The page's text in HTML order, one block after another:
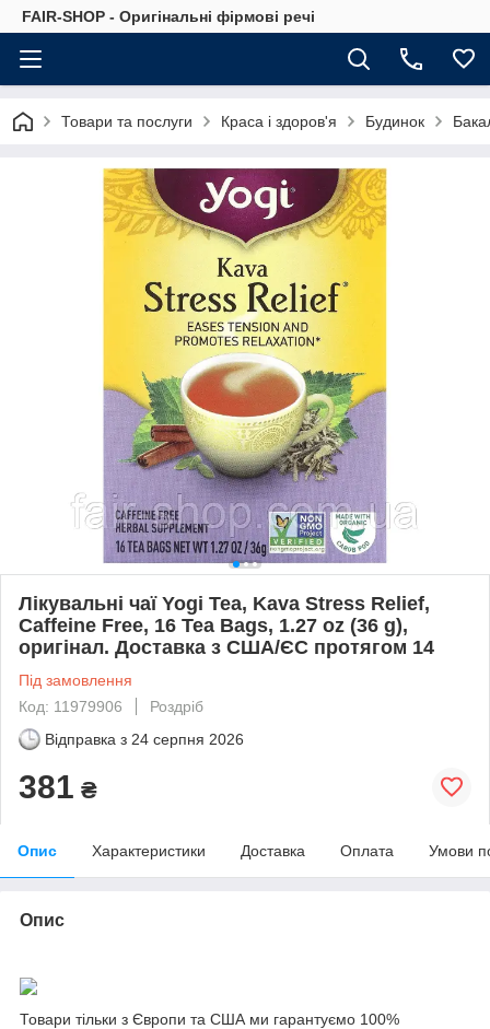
FAIR-SHOP - Оригінальні фірмові речі
Товари та послуги Краса і здоров'я Будинок
Лікувальні чаї Yogi Tea, Kava Stress Relief,
Caffeine Free, 16 Tea Bags, 1.27 oz (36 g),
оригінал. Доставка з США/ЄС протягом 14
Під замовлення
Код: 11979906
Роздріб
Відправка з 24 серпня 2026
381 ₴
Опис Характеристики Доставка Оплата Умови
Опис
Товари тільки з Європи та США ми гарантуємо 100%